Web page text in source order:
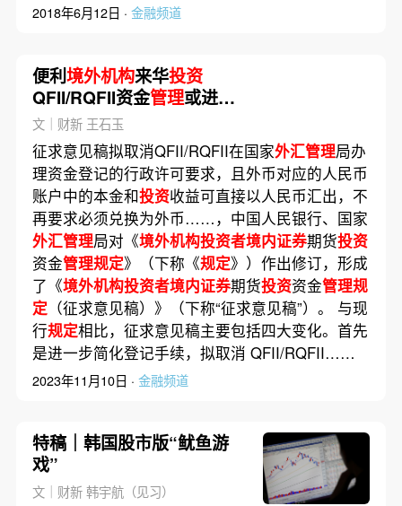
2018年6月12日 · 金融频道
便利境外机构来华投资
QFII/RQFII资金管理或进一
步简化
文｜财新 王石玉
征求意见稿拟取消QFII/RQFII在国家外汇管理局办
理资金登记的行政许可要求，且外币对应的人民币
账户中的本金和投资收益可直接以人民币汇出，不
再要求必须兑换为外币……，中国人民银行、国家
外汇管理局对《境外机构投资者境内证券期货投资
资金管理规定》（下称《规定》）作出修订，形成
了《境外机构投资者境内证券期货投资资金管理规
定（征求意见稿）》（下称“征求意见稿”）。 与现
行规定相比，征求意见稿主要包括四大变化。首先
是进一步简化登记手续，拟取消 QFII/RQFII……
2023年11月10日 · 金融频道
特稿｜韩国股市版“鱿鱼游
戏”
文｜财新 韩宇航（见习）